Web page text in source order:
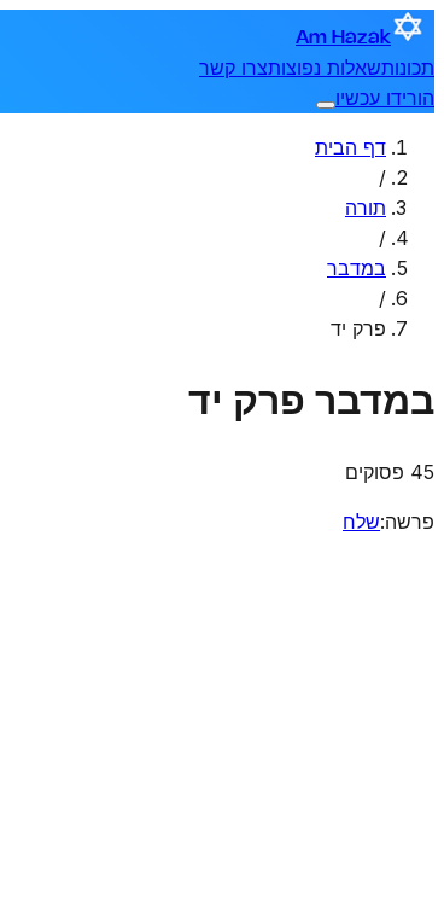
Am Hazak
תכונותשאלות נפוצותצרו קשר
הורידו עכשיו
דף הבית
/
תורה
/
במדבר
/
פרק יד
במדבר פרק יד
45 פסוקים
פרשה:שלח